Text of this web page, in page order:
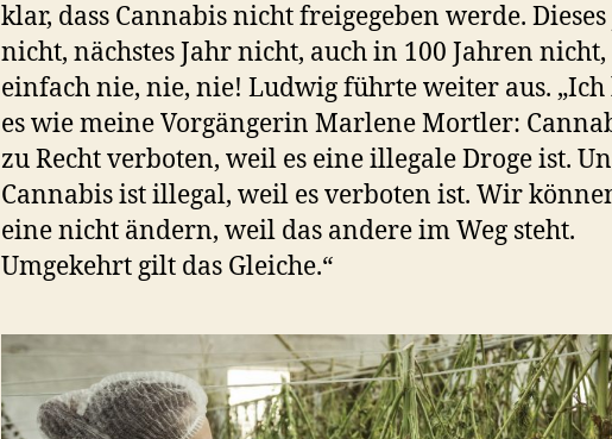
klar, dass Cannabis nicht freigegeben werde.
nicht, nächstes Jahr nicht, auch in 100 Jahren nicht,
einfach nie, nie, nie! Ludwig führte weiter aus. „Ich
es wie meine Vorgängerin Marlene Mortler:
zu Recht verboten, weil es eine illegale Droge ist.
Cannabis ist illegal, weil es verboten ist. Wir
eine nicht ändern, weil das andere im Weg steht.
Umgekehrt gilt das Gleiche.“